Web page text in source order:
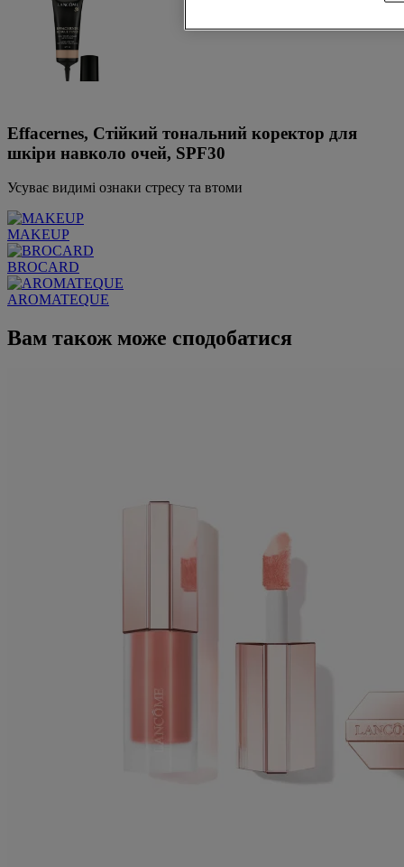
Effacernes, Стійкий тональний коректор для
шкіри навколо очей, SPF30
Усуває видимі ознаки стресу та втоми
MAKEUP
BROCARD
AROMATEQUE
Вам також може сподобатися